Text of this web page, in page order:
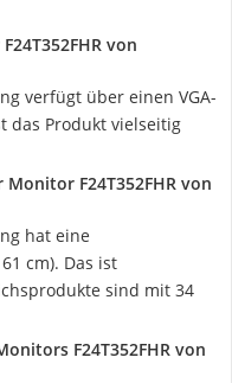
von
verfügt über einen VGA-
das Produkt vielseitig
F24T352FHR von
hat eine
cm). Das ist
sind mit 34
F24T352FHR von